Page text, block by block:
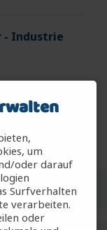
Industrie
um
oder darauf
Surfverhalten
verarbeiten.
oder